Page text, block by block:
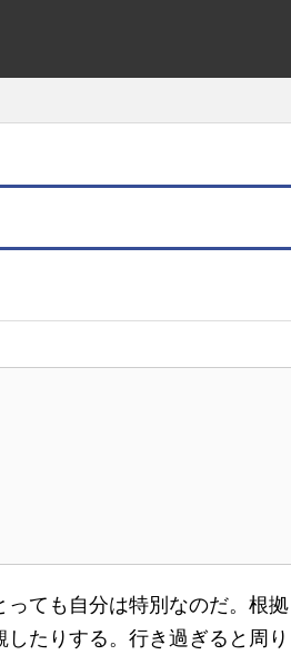
ても自分は特別なのだ。根拠
たりする。行き過ぎると周り